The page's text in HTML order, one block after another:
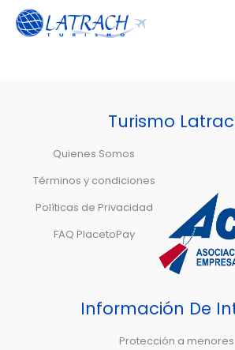
Turismo
Quienes Somos
Términos y condiciones
Políticas de Privacidad
FAQ PlacetoPay
Información De
Protección a menores